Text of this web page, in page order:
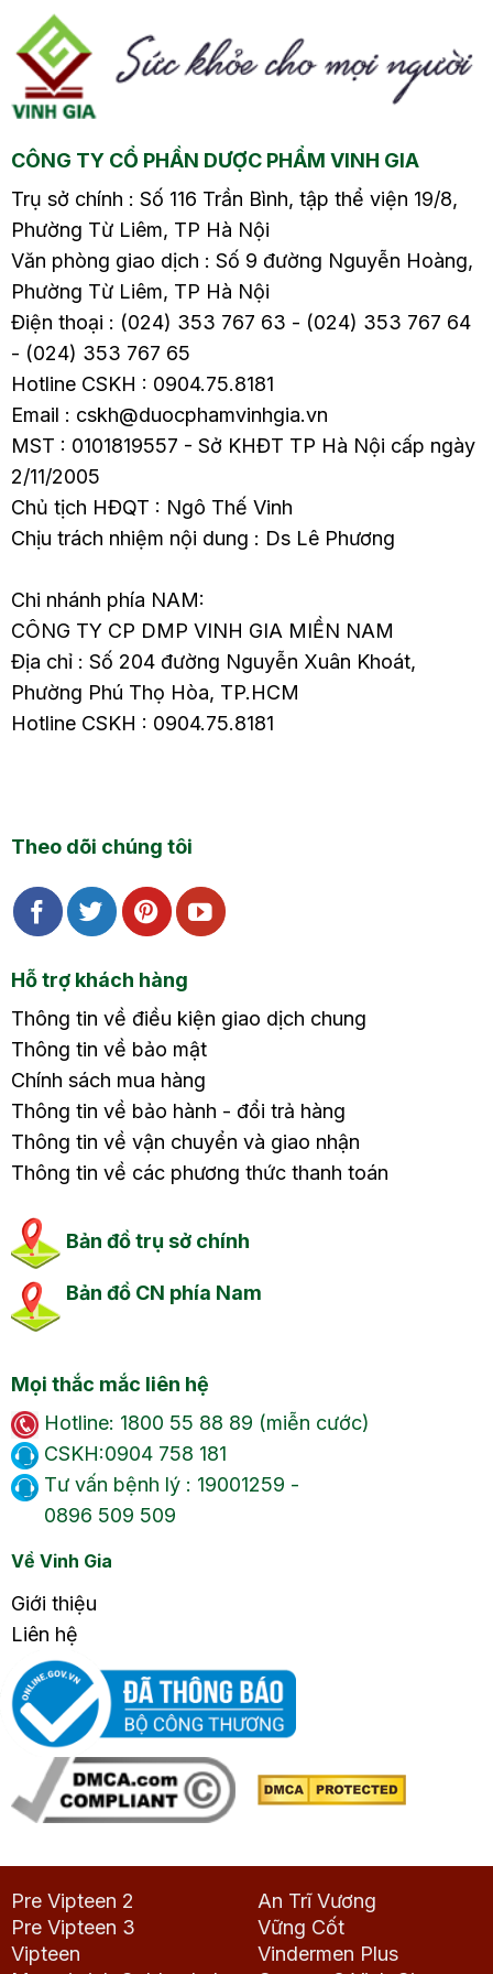
người bệnh bị sốt virus
và sốt xuất huyết4.1.
Đối với người bệnh bị
sốt xuất huyết4.2. Đối
và sốt xuất huyết4.1.
Đối với người bệnh bị
sốt xuất huyết4.2. Đối
CÔNG TY CỔ PHẦN DƯỢC PHẨM VINH GIA
Trụ sở chính : Số 116 Trần Bình, tập thể viện 19/8,
Phường Từ Liêm, TP Hà Nội
Văn phòng giao dịch : Số 9 đường Nguyễn Hoàng,
Phường Từ Liêm, TP Hà Nội
Điện thoại : (024) 353 767 63 - (024) 353 767 64
- (024) 353 767 65
Hotline CSKH : 0904.75.8181
Email : cskh@duocphamvinhgia.vn
MST : 0101819557 - Sở KHĐT TP Hà Nội cấp ngày
2/11/2005
Chủ tịch HĐQT : Ngô Thế Vinh
Chịu trách nhiệm nội dung : Ds Lê Phương
Chi nhánh phía NAM:
CÔNG TY CP DMP VINH GIA MIỀN NAM
Địa chỉ : Số 204 đường Nguyễn Xuân Khoát,
Phường Phú Thọ Hòa, TP.HCM
Hotline CSKH : 0904.75.8181
Theo dõi chúng tôi
Hỗ trợ khách hàng
Thông tin về điều kiện giao dịch chung
Thông tin về bảo mật
Chính sách mua hàng
Thông tin về bảo hành - đổi trả hàng
Thông tin về vận chuyển và giao nhận
Thông tin về các phương thức thanh toán
Bản đồ trụ sở chính
Bản đồ CN phía Nam
Mọi thắc mắc liên hệ
Hotline: 1800 55 88 89 (miễn cước)
CSKH:0904 758 181
Tư vấn bệnh lý : 19001259 -
0896 509 509
Về Vinh Gia
Giới thiệu
Liên hệ
Pre Vipteen 2
Pre Vipteen 3
Vipteen
An Trĩ Vương
Vững Cốt
Vindermen Plus